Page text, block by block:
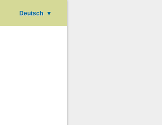
Deutsch ▼